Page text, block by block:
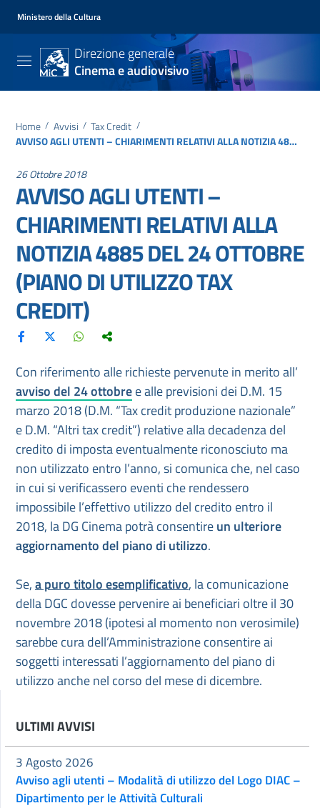
Ministero della Cultura
Direzione generale
Cinema e audiovisivo
Home / Avvisi / Tax Credit /
AVVISO AGLI UTENTI – CHIARIMENTI RELATIVI ALLA NOTIZIA 4885 DEL 24 OTTOBRE (PIANO DI UTILIZZO TAX CREDIT)
26 Ottobre 2018
AVVISO AGLI UTENTI –
CHIARIMENTI RELATIVI ALLA
NOTIZIA 4885 DEL 24 OTTOBRE
(PIANO DI UTILIZZO TAX
CREDIT)
Con riferimento alle richieste pervenute in merito all’
avviso del 24 ottobree alle previsioni dei D.M. 15
marzo 2018 (D.M. “Tax credit produzione nazionale”
e D.M. “Altri tax credit”) relative alla decadenza del
credito di imposta eventualmente riconosciuto ma
non utilizzato entro l’anno, si comunica che, nel caso
in cui si verificassero eventi che rendessero
impossibile l’effettivo utilizzo del credito entro il
2018, la DG Cinema potrà consentireun ulteriore
aggiornamento del piano di utilizzo.
Se,a puro titolo esemplificativo, la comunicazione
della DGC dovesse pervenire ai beneficiari oltre il 30
novembre 2018 (ipotesi al momento non verosimile)
sarebbe cura dell’Amministrazione consentire ai
soggetti interessati l’aggiornamento del piano di
utilizzo anche nel corso del mese di dicembre.
ULTIMI AVVISI
Avviso agli utenti – Modalità di utilizzo del Logo DIAC –
Dipartimento per le Attività Culturali
3 Agosto 2026